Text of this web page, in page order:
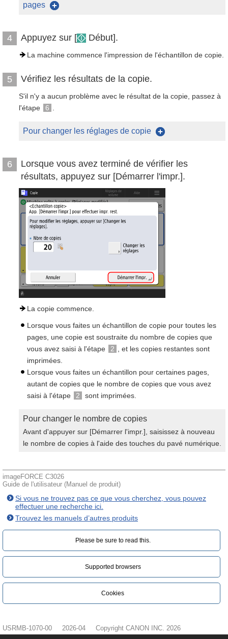
pages
4 Appuyez sur [ Début].
La machine commence l'impression de l'échantillon de copie.
5 Vérifiez les résultats de la copie.
S'il n'y a aucun problème avec le résultat de la copie, passez à
l'étape
6
Pour changer les réglages de copie
6
Lorsque vous avez terminé de vérifier les
résultats, appuyez sur [Démarrer l'impr.].
La copie commence.
Lorsque vous faites un échantillon de copie pour toutes les
pages, une copie est soustraite du nombre de copies que
vous avez saisi à l'étape
2
, et les copies restantes sont
imprimées.
Lorsque vous faites un échantillon pour certaines pages,
autant de copies que le nombre de copies que vous avez
saisi à l'étape
2 sont imprimées.
Pour changer le nombre de copies
Avant d'appuyer sur [Démarrer l'impr.], saisissez à nouveau
le nombre de copies à l'aide des touches du pavé numérique.
imageFORCE C3026
Guide de l'utilisateur (Manuel de produit)
Si vous ne trouvez pas ce que vous cherchez, vous pouvez
effectuer une recherche ici.
Trouvez les manuels d’autres produits
Please be sure to read this.‎
Supported browsers
Cookies
USRMB-1070-00 2026-04 Copyright CANON INC. 2026